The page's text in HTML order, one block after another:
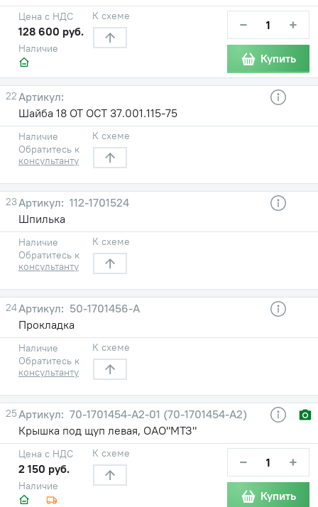
Наличие
Цена с НДС
128 600 руб.
К схеме − +
Купить
22
Шайба 18 ОТ ОСТ 37.001.115-75
Наличие
Обратитесь к
консультанту
К схеме
23
112-1701524
Шпилька
Наличие
Обратитесь к
консультанту
К схеме
24
50-1701456-А
Прокладка
Наличие
Обратитесь к
консультанту
К схеме
25
70-1701454-А2-01 (70-1701454-А2)
Крышка под щуп левая, ОАО"МТЗ"
Наличие
Цена с НДС
2 150 руб.
К схеме − +
Купить